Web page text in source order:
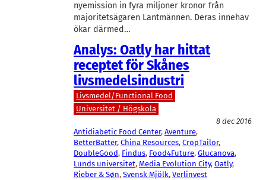
nyemission in fyra miljoner kronor från
majoritetsägaren Lantmännen. Deras innehav
ökar därmed…
Analys: Oatly har hittat
receptet för Skånes
livsmedelsindustri
Livsmedel/Functional Food
Universitet / Högskola
8 dec 2016
Antidiabetic Food Center, Aventure
BetterBatter, China Resources, CropTailor
DoubleGood, Findus, Food4Future, Glucanova
Lunds universitet, Media Evolution City, Oatly
Rieber & Søn, Svensk Mjölk, Verlinvest